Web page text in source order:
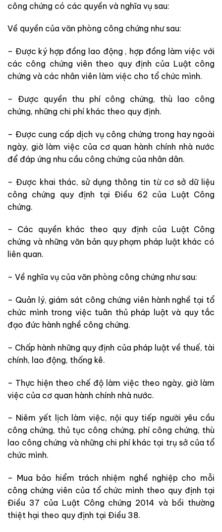
công chứng có các quyền và nghĩa vụ sau:
Về quyền của văn phòng công chứng như sau:
– Được ký hợp đồng lao động , hợp đồng làm việc với
các công chứng viên theo quy định của Luật công
chứng và các nhân viên làm việc cho tổ chức mình.
– Được quyền thu phí công chứng, thù lao công
chứng, những chi phí khác theo quy định.
– Được cung cấp dịch vụ công chứng trong hay ngoài
ngày, giờ làm việc của cơ quan hành chính nhà nước
để đáp ứng nhu cầu công chứng của nhân dân.
– Được khai thác, sử dụng thông tin từ cơ sở dữ liệu
công chứng quy định tại Điều 62 của Luật Công
chứng.
– Các quyền khác theo quy định của Luật Công
chứng và những văn bản quy phạm pháp luật khác có
liên quan.
– Về nghĩa vụ của văn phòng công chứng như sau:
– Quản lý, giám sát công chứng viên hành nghề tại tổ
chức mình trong việc tuân thủ pháp luật và quy tắc
đạo đức hành nghề công chứng.
– Chấp hành những quy định của pháp luật về thuế, tài
chính, lao động, thống kê.
– Thực hiện theo chế độ làm việc theo ngày, giờ làm
việc của cơ quan hành chính nhà nước.
– Niêm yết lịch làm việc, nội quy tiếp người yêu cầu
công chứng, thủ tục công chứng, phí công chứng, thù
lao công chứng và những chi phí khác tại trụ sở của tổ
chức mình.
– Mua bảo hiểm trách nhiệm nghề nghiệp cho mỗi
công chứng viên của tổ chức mình theo quy định tại
Điều 37 của Luật Công chứng 2014 và bồi thường
thiệt hại theo quy định tại Điều 38.